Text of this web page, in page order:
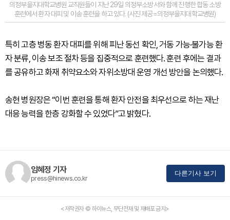
의정부을지대학교병원 교직원들이 지난 29일 의정부소방서와 함께 진행한 합동 소방
훈련에서 환자 대피 및 이송 훈련을 하고 있다. (사진 제공=의정부을지대학교병원)
특히 고층 병동 환자 대피를 위해 피난 동선 확인, 거동 가능·불가능 환
자 분류, 이송 보조 절차 등을 집중적으로 훈련했다. 훈련 후에는 결과
를 공유하고 화재 취약요소와 자위소방대 운영 개선 방안을 논의했다.
송현 병원장은 “이번 훈련을 통해 환자 안전을 최우선으로 하는 재난
대응 능력을 한층 강화할 수 있었다”고 밝혔다.
임혜정 기자
press@hinews.co.kr
다른기사 보기
<저작권자 © 하이뉴스, 무단전재 및 재배포 금지>